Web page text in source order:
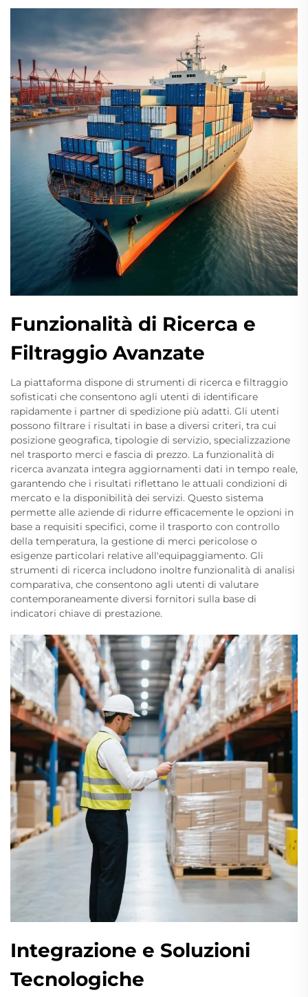
Funzionalità di Ricerca e
Filtraggio Avanzate
La piattaforma dispone di strumenti di ricerca e filtraggio
sofisticati che consentono agli utenti di identificare
rapidamente i partner di spedizione più adatti. Gli utenti
possono filtrare i risultati in base a diversi criteri, tra cui
posizione geografica, tipologie di servizio, specializzazione
nel trasporto merci e fascia di prezzo. La funzionalità di
ricerca avanzata integra aggiornamenti dati in tempo reale,
garantendo che i risultati riflettano le attuali condizioni di
mercato e la disponibilità dei servizi. Questo sistema
permette alle aziende di ridurre efficacemente le opzioni in
base a requisiti specifici, come il trasporto con controllo
della temperatura, la gestione di merci pericolose o
esigenze particolari relative all'equipaggiamento. Gli
strumenti di ricerca includono inoltre funzionalità di analisi
comparativa, che consentono agli utenti di valutare
contemporaneamente diversi fornitori sulla base di
indicatori chiave di prestazione.
Integrazione e Soluzioni
Tecnologiche